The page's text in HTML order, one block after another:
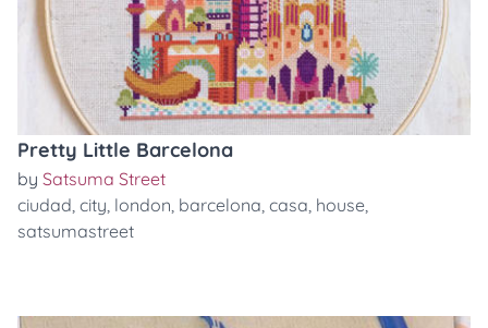
Pretty Little Barcelona
by Satsuma Street
ciudad, city, london, barcelona, casa, house,
satsumastreet